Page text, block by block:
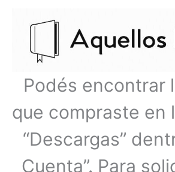
Podés encontrar
que compraste en
“Descargas”
Cuenta”. Para
principal